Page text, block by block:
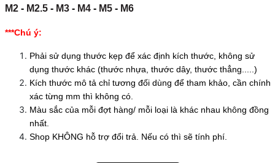
M2- M2.5- M3- M4- M5- M6
***Chú ý:
Phải sử dụng thước kẹp để xác định kích thước, không sử
dụng thước khác (thước nhựa, thước dây, thước thẳng.....)
Kích thước mô tả chỉ tương đối dùng để tham khảo, cần chính
xác từng mm thì không có.
Màu sắc của mỗi đợt hàng/ mỗi loại là khác nhau không đồng
nhất.
Shop KHÔNG hỗ trợ đổi trả. Nếu có thì sẽ tính phí.